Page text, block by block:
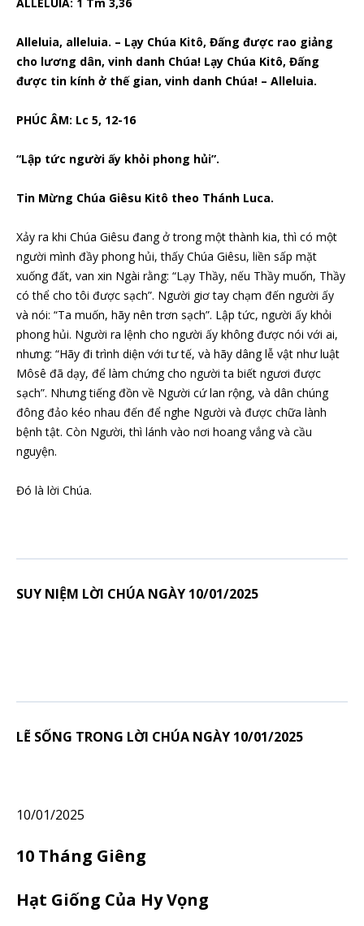
Alleluia, alleluia. – Lạy Chúa Kitô, Đấng được rao giảng
cho lương dân, vinh danh Chúa! Lạy Chúa Kitô, Đấng
được tin kính ở thế gian, vinh danh Chúa! – Alleluia.
PHÚC ÂM: Lc 5, 12-16
“Lập tức người ấy khỏi phong hủi”.
Tin Mừng Chúa Giêsu Kitô theo Thánh Luca.
Xảy ra khi Chúa Giêsu đang ở trong một thành kia, thì có một
người mình đầy phong hủi, thấy Chúa Giêsu, liền sấp mặt
xuống đất, van xin Ngài rằng: “Lạy Thầy, nếu Thầy muốn, Thầy
có thể cho tôi được sạch”. Người giơ tay chạm đến người ấy
và nói: “Ta muốn, hãy nên trơn sạch”. Lập tức, người ấy khỏi
phong hủi. Người ra lệnh cho người ấy không được nói với ai,
nhưng: “Hãy đi trình diện với tư tế, và hãy dâng lễ vật như luật
Môsê đã dạy, để làm chứng cho người ta biết ngươi được
sạch”. Nhưng tiếng đồn về Người cứ lan rộng, và dân chúng
đông đảo kéo nhau đến để nghe Người và được chữa lành
bệnh tật. Còn Người, thì lánh vào nơi hoang vắng và cầu
nguyện.
Đó là lời Chúa.
SUY NIỆM LỜI CHÚA NGÀY 10/01/2025
LẼ SỐNG TRONG LỜI CHÚA NGÀY 10/01/2025
10/01/2025
10 Tháng Giêng
Hạt Giống Của Hy Vọng